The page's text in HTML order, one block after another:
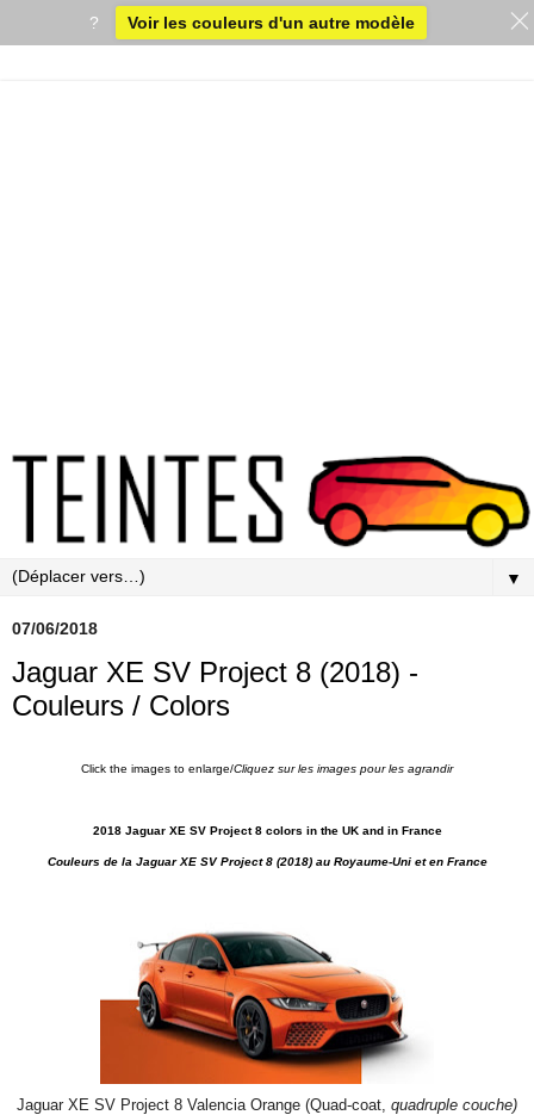
▼
07/06/2018
Jaguar XE SV Project 8 (2018) -
Couleurs / Colors
Click the images to enlarge/Cliquez sur les images pour les agrandir
2018 Jaguar XE SV Project 8 colors in the UK and in France
Couleurs de la Jaguar XE SV Project 8 (2018) au Royaume-Uni et en France
Jaguar XE SV Project 8 Valencia Orange (Quad-coat, quadruple couche)
? Voir les couleurs d'un autre modèle